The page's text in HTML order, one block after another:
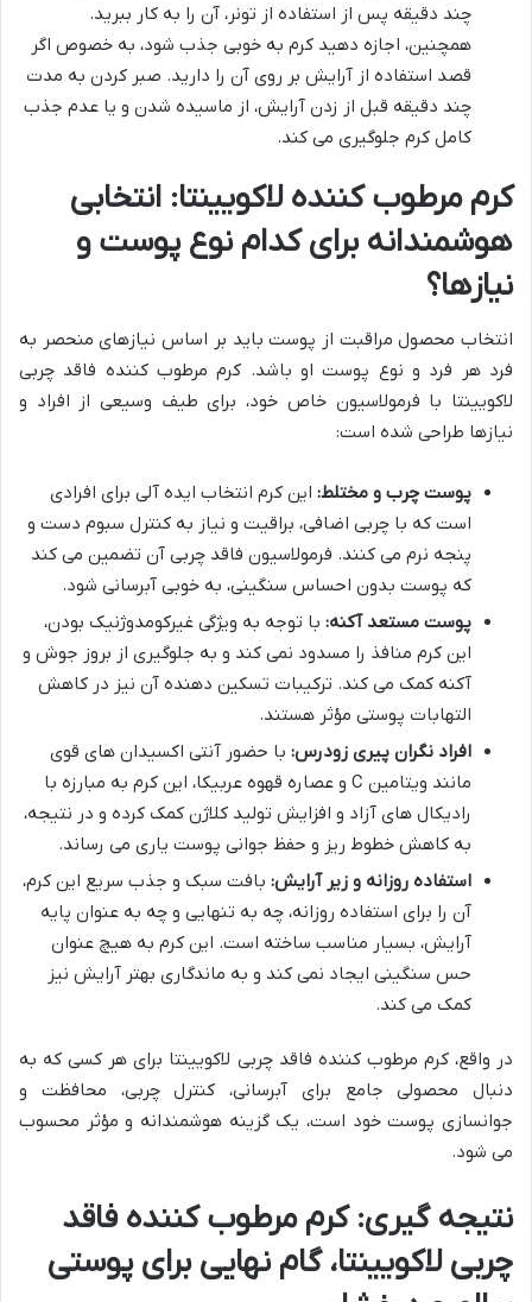
چند دقیقه پس از استفاده از تونر، آن را به کار ببرید.
همچنین، اجازه دهید کرم به خوبی جذب شود، به خصوص اگر
قصد استفاده از آرایش بر روی آن را دارید. صبر کردن به مدت
چند دقیقه قبل از زدن آرایش، از ماسیده شدن و یا عدم جذب
کامل کرم جلوگیری می کند.
کرم مرطوب کننده لاکویینتا: انتخابی
هوشمندانه برای کدام نوع پوست و
نیازها؟
انتخاب محصول مراقبت از پوست باید بر اساس نیازهای منحصر به
فرد هر فرد و نوع پوست او باشد. کرم مرطوب کننده فاقد چربی
لاکویینتا با فرمولاسیون خاص خود، برای طیف وسیعی از افراد و
نیازها طراحی شده است:
پوست چرب و مختلط: این کرم انتخاب ایده آلی برای افرادی
است که با چربی اضافی، براقیت و نیاز به کنترل سبوم دست و
پنجه نرم می کنند. فرمولاسیون فاقد چربی آن تضمین می کند
که پوست بدون احساس سنگینی، به خوبی آبرسانی شود.
پوست مستعد آکنه: با توجه به ویژگی غیرکومدوژنیک بودن،
این کرم منافذ را مسدود نمی کند و به جلوگیری از بروز جوش و
آکنه کمک می کند. ترکیبات تسکین دهنده آن نیز در کاهش
التهابات پوستی مؤثر هستند.
افراد نگران پیری زودرس: با حضور آنتی اکسیدان های قوی
مانند ویتامین C و عصاره قهوه عربیکا، این کرم به مبارزه با
رادیکال های آزاد و افزایش تولید کلاژن کمک کرده و در نتیجه،
به کاهش خطوط ریز و حفظ جوانی پوست یاری می رساند.
استفاده روزانه و زیر آرایش: بافت سبک و جذب سریع این کرم،
آن را برای استفاده روزانه، چه به تنهایی و چه به عنوان پایه
آرایش، بسیار مناسب ساخته است. این کرم به هیچ عنوان
حس سنگینی ایجاد نمی کند و به ماندگاری بهتر آرایش نیز
کمک می کند.
در واقع، کرم مرطوب کننده فاقد چربی لاکویینتا برای هر کسی که به
دنبال محصولی جامع برای آبرسانی، کنترل چربی، محافظت و
جوانسازی پوست خود است، یک گزینه هوشمندانه و مؤثر محسوب
می شود.
نتیجه گیری: کرم مرطوب کننده فاقد
چربی لاکویینتا، گام نهایی برای پوستی